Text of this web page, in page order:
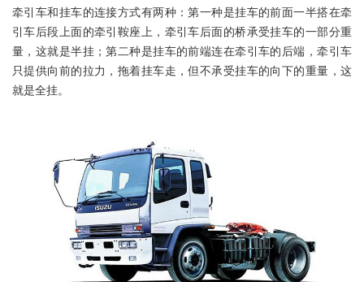
牵引车和挂车的连接方式有两种：第一种是挂车的前面一半搭在牵
引车后段上面的牵引鞍座上，牵引车后面的桥承受挂车的一部分重
量，这就是半挂；第二种是挂车的前端连在牵引车的后端，牵引车
只提供向前的拉力，拖着挂车走，但不承受挂车的向下的重量，这
就是全挂。